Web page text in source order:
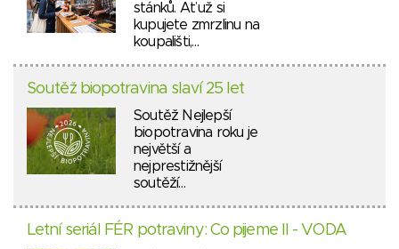
stánků. Ať už si
kupujete zmrzlinu na
koupališti,…
Soutěž biopotravina slaví 25 let
Soutěž Nejlepší
biopotravina roku je
největší a
nejprestižnější
soutěží…
Letní seriál FÉR potraviny: Co pijeme II - VODA